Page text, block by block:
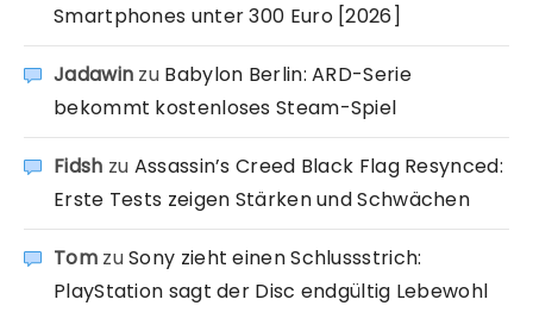
Smartphones unter 300 Euro [2026]
Jadawin zu Babylon Berlin: ARD-Serie
bekommt kostenloses Steam-Spiel
Fidsh zu Assassin’s Creed Black Flag Resynced:
Erste Tests zeigen Stärken und Schwächen
TomzuSony zieht einen Schlussstrich:
PlayStation sagt der Disc endgültig Lebewohl